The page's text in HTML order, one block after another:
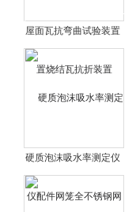
屋面瓦抗弯曲试验装置
烧结瓦抗折装置
硬质泡沫吸水率测定仪
配件网笼全不锈钢网篮